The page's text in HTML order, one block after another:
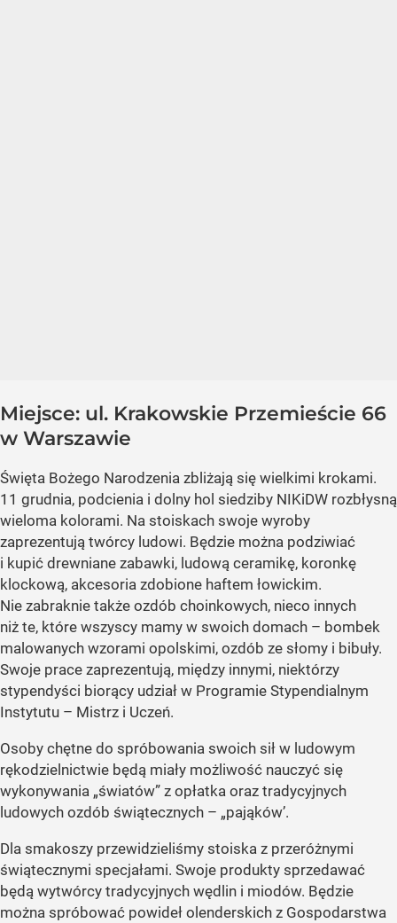
Miejsce: ul. Krakowskie Przemieście 66
w Warszawie
Święta Bożego Narodzenia zbliżają się wielkimi krokami.
11 grudnia, podcienia i dolny hol siedziby NIKiDW rozbłysną
wieloma kolorami. Na stoiskach swoje wyroby
zaprezentują twórcy ludowi. Będzie można podziwiać
i kupić drewniane zabawki, ludową ceramikę, koronkę
klockową, akcesoria zdobione haftem łowickim.
Nie zabraknie także ozdób choinkowych, nieco innych
niż te, które wszyscy mamy w swoich domach – bombek
malowanych wzorami opolskimi, ozdób ze słomy i bibuły.
Swoje prace zaprezentują, między innymi, niektórzy
stypendyści biorący udział w Programie Stypendialnym
Instytutu – Mistrz i Uczeń.
Osoby chętne do spróbowania swoich sił w ludowym
rękodzielnictwie będą miały możliwość nauczyć się
wykonywania „światów” z opłatka oraz tradycyjnych
ludowych ozdób świątecznych – „pająków’.
Dla smakoszy przewidzieliśmy stoiska z przeróżnymi
świątecznymi specjałami. Swoje produkty sprzedawać
będą wytwórcy tradycyjnych wędlin i miodów. Będzie
można spróbować powideł olenderskich z Gospodarstwa